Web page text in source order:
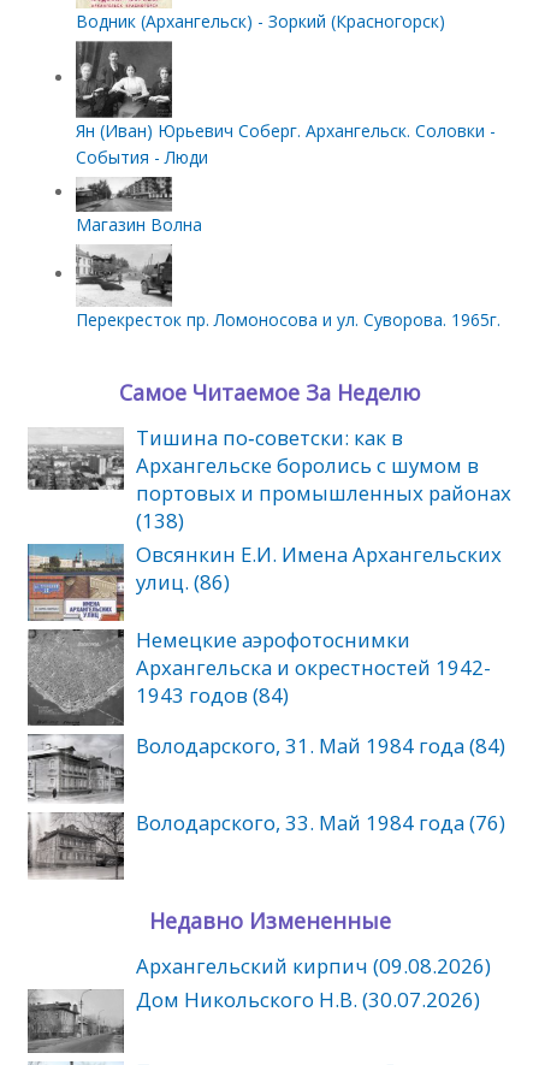
Водник (Архангельск) - Зоркий (Красногорск)
Ян (Иван) Юрьевич Соберг. Архангельск. Соловки -
События - Люди
Магазин Волна
Перекресток пр. Ломоносова и ул. Суворова. 1965г.
Самое Читаемое За Неделю
Тишина по‑советски: как в
Архангельске боролись с шумом в
портовых и промышленных районах
(138)
Овсянкин Е.И. Имена Архангельских
улиц. (86)
Немецкие аэрофотоснимки
Архангельска и окрестностей 1942-
1943 годов (84)
Володарского, 31. Май 1984 года (84)
Володарского, 33. Май 1984 года (76)
Недавно Измененные
Архангельский кирпич (09.08.2026)
Дом Никольского Н.В. (30.07.2026)